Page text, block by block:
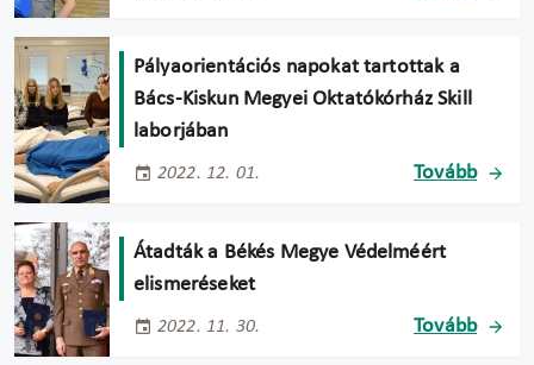
Pályaorientációs napokat tartottak a
Bács-Kiskun Megyei Oktatókórház Skill
laborjában
2022. 12. 01. Tovább
Átadták a Békés Megye Védelméért
elismeréseket
2022. 11. 30. Tovább